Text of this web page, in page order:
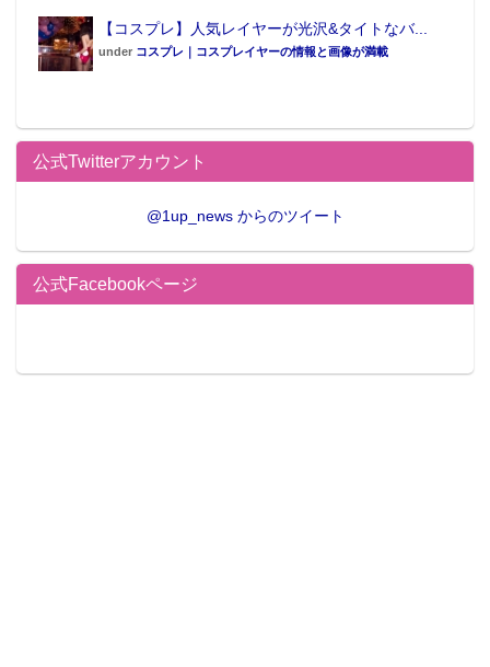
介
【次ページ】
1 2 3 4 ...
【コスプレ】人気レイヤーが光沢&タイトなバ...
under コスプレ｜コスプレイヤーの情報と画像が満載
公式Twitterアカウント
@1up_news からのツイート
公式Facebookページ